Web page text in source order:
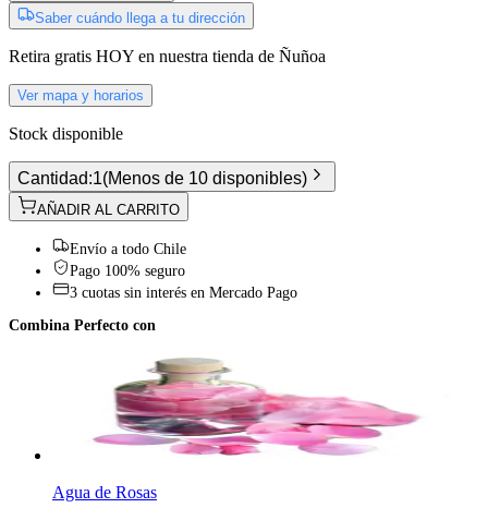
Saber cuándo llega a tu dirección
Retira gratis HOY en nuestra tienda de Ñuñoa
Ver mapa y horarios
Stock disponible
Cantidad:1(Menos de 10 disponibles)
AÑADIR AL CARRITO
Envío a todo Chile
Pago 100% seguro
3 cuotas sin interés en Mercado Pago
Combina Perfecto con
Agua de Rosas